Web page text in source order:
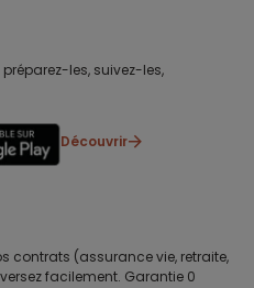
préparez-les, suivez-les,
Découvrir
contrats (assurance vie, retraite,
facilement. Garantie 0